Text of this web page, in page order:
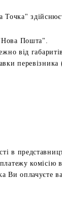
Пошта".
від
в
комісію
Ви оплачуєте